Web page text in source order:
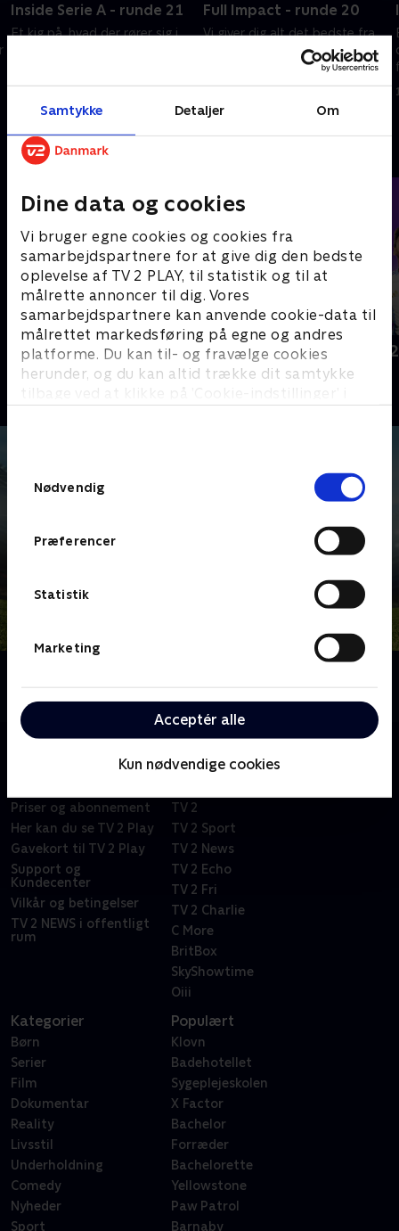
Samtykke Detaljer Om
Dine data og cookies
Vi bruger egne cookies og cookies fra
samarbejdspartnere for at give dig den bedste
oplevelse af TV 2 PLAY, til statistik og til at
målrette annoncer til dig. Vores
samarbejdspartnere kan anvende cookie-data til
målrettet markedsføring på egne og andres
platforme. Du kan til- og fravælge cookies
herunder, og du kan altid trække dit samtykke
tilbage ved at klikke på ’Cookie-indstillinger’ i
Nødvendig
Præferencer
Statistik
Marketing
Acceptér alle
Kun nødvendige cookies
Inside Serie A - runde 21
Et kig på, hvad der rører sig i
Full Impact - runde 20
Vi giver dig alt det bedste fra
en af verdens største ligaer, når
vi viser alle højdepunkter fra
sidste spillerunde i Serie A.
15. januar 2026 • 27 min
Andre så også
Tirsdagstrænerne
Fodbold
FIFA VM
Fodbold
Priser og abonnement
Her kan du se TV 2 Play
Gavekort til TV 2 Play
Support og
Kundecenter
Vilkår og betingelser
TV 2 NEWS i offentligt
rum
TV 2
TV 2 Sport
TV 2 News
TV 2 Echo
TV 2 Fri
TV 2 Charlie
C More
BritBox
SkyShowtime
Oiii
Kategorier
Børn
Serier
Film
Dokumentar
Reality
Livsstil
Underholdning
Comedy
Nyheder
Sport
Populært
Klovn
Badehotellet
Sygeplejeskolen
X Factor
Bachelor
Forræder
Bachelorette
Yellowstone
Paw Patrol
Barnaby